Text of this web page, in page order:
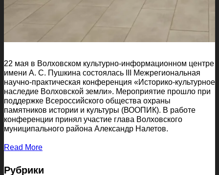
22 мая в Волховском культурно-информационном центре
имени А. С. Пушкина состоялась III Межрегиональная
научно-практическая конференция «Историко-культурное
наследие Волховской земли». Мероприятие прошло при
поддержке Всероссийского общества охраны
памятников истории и культуры (ВООПИК). В работе
конференции принял участие глава Волховского
муниципального района Александр Налетов.
Read More
Рубрики